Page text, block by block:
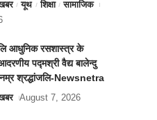
यूथ शिक्षा
सामाजिक
आधुनिक रसशास्त्र के
पद्मश्री वैद्य बालेन्दु
श्रद्धांजलि-Newsnetra
August 7, 2026